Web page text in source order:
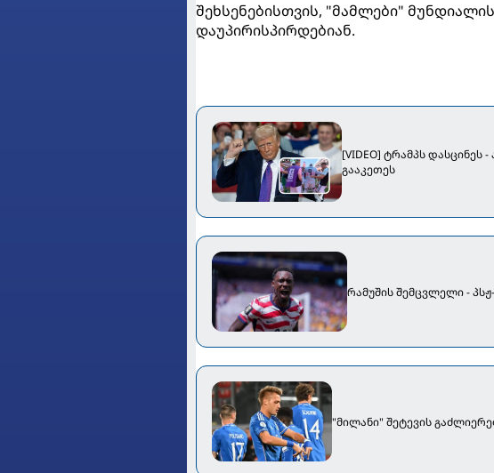
შეხსენებისთვის, "მამლები"
დაუპირისპირდებიან.
[VIDEO] ტრამპს დასცინეს
გააკეთეს
რამუშის შემცვლელი -
"მილანი" შეტევის